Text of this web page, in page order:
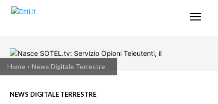
Home News Digitale Terrestre
NEWS DIGITALE TERRESTRE